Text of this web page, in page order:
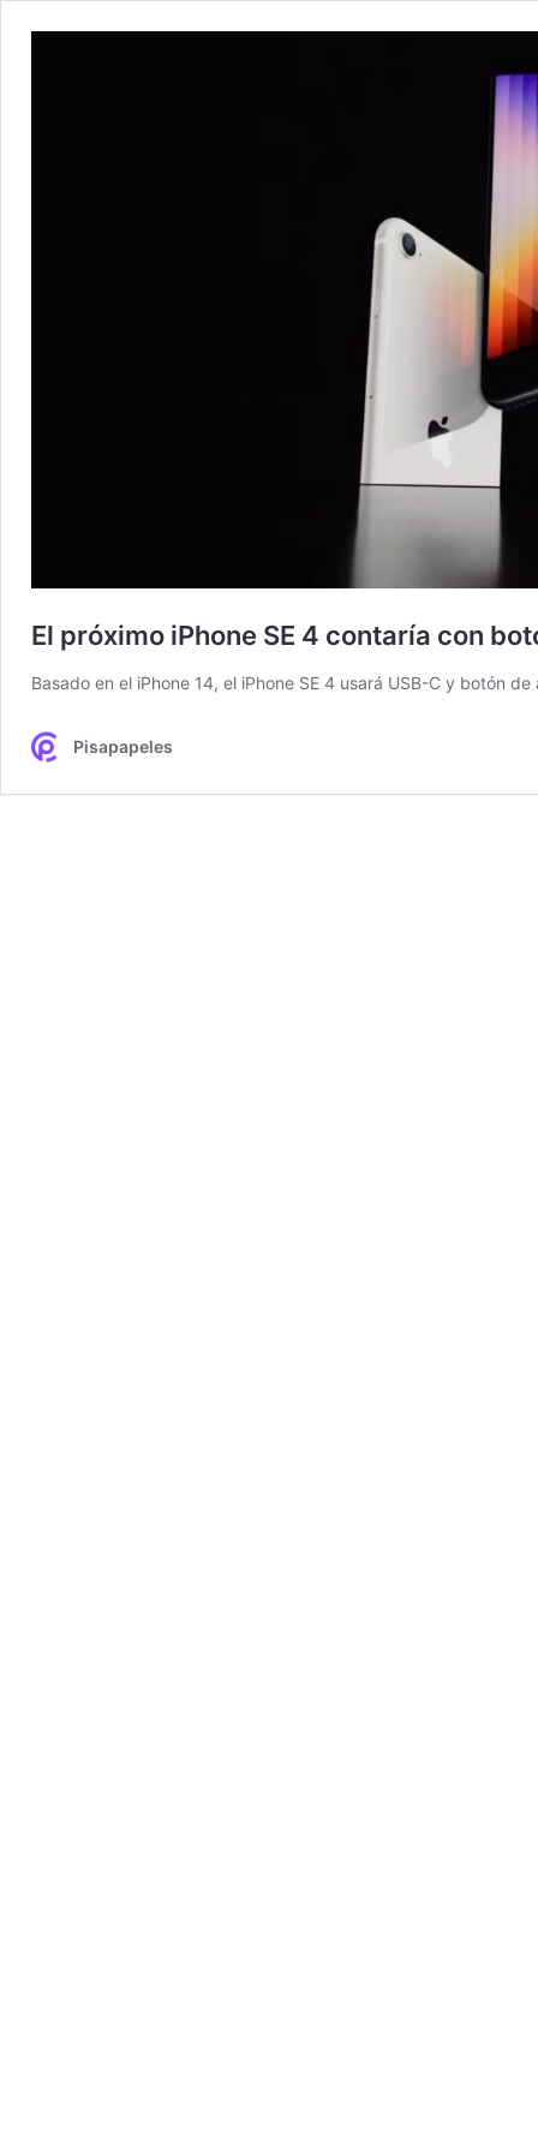
El próximo iPhone SE 4 contaría con
Basado en el iPhone 14, el iPhone SE 4 usará USB-C y botón
Pisapapeles